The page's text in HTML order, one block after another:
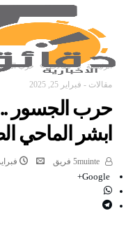
‫الرئيسية‬ مقالات حرب
مقالات - فبراير 25, 2025
حرب الجسور ..
ابشر الماحي
فبراير 25,
Google+